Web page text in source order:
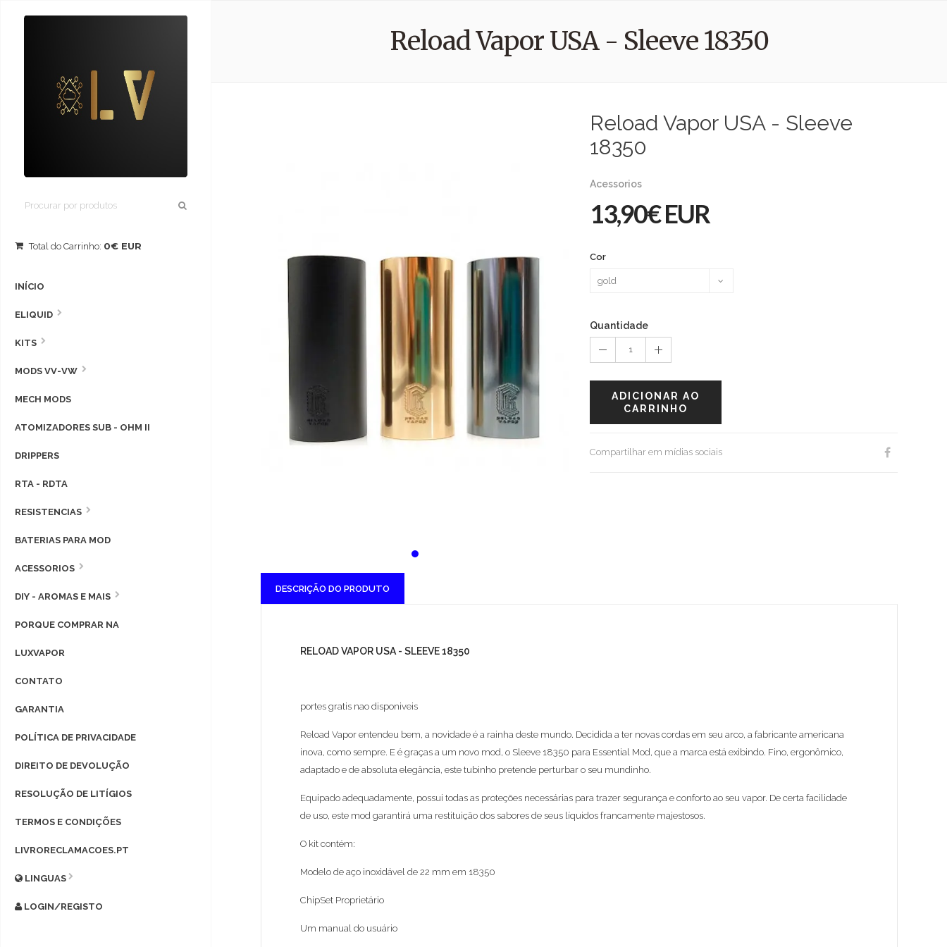
Total do Carrinho: 0€ EUR
INÍCIO
ELIQUID
KITS
MODS VV-VW
MECH MODS
ATOMIZADORES SUB - OHM II
DRIPPERS
RTA - RDTA
RESISTENCIAS
BATERIAS PARA MOD
ACESSORIOS
DIY - AROMAS E MAIS
PORQUE COMPRAR NA
LUXVAPOR
CONTATO
GARANTIA
POLÍTICA DE PRIVACIDADE
DIREITO DE DEVOLUÇÃO
RESOLUÇÃO DE LITÍGIOS
TERMOS E CONDIÇÕES
LIVRORECLAMACOES.PT
LINGUAS
LOGIN/REGISTO
Reload Vapor USA - Sleeve 18350
Reload Vapor USA - Sleeve
18350
Acessorios
13,90€ EUR
Cor
Quantidade
1
ADICIONAR AO
CARRINHO
Compartilhar em mídias sociais
DESCRIÇÃO DO PRODUTO
RELOAD VAPOR USA - SLEEVE 18350
portes gratis nao disponiveis
Reload Vapor entendeu bem, a novidade é a rainha deste mundo. Decidida a ter novas cordas em seu arco, a fabricante americana
inova, como sempre. E é graças a um novo mod, o Sleeve 18350 para Essential Mod, que a marca está exibindo. Fino, ergonômico,
adaptado e de absoluta elegância, este tubinho pretende perturbar o seu mundinho.
Equipado adequadamente, possui todas as proteções necessárias para trazer segurança e conforto ao seu vapor. De certa facilidade
de uso, este mod garantirá uma restituição dos sabores de seus líquidos francamente majestosos.
O kit contém:
Modelo de aço inoxidável de 22 mm em 18350
ChipSet Proprietário
Um manual do usuário